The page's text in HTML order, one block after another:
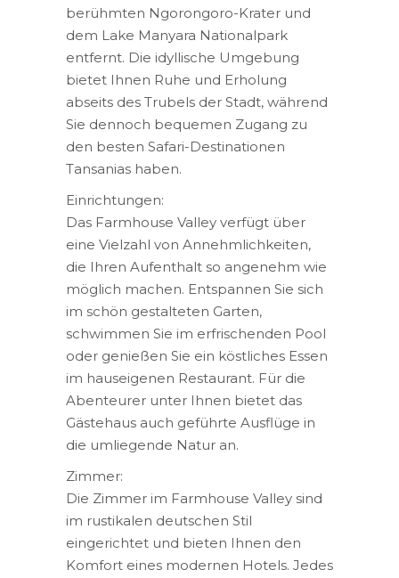
berühmten Ngorongoro-Krater und
dem Lake Manyara Nationalpark
entfernt. Die idyllische Umgebung
bietet Ihnen Ruhe und Erholung
abseits des Trubels der Stadt, während
Sie dennoch bequemen Zugang zu
den besten Safari-Destinationen
Tansanias haben.
Einrichtungen:
Das Farmhouse Valley verfügt über
eine Vielzahl von Annehmlichkeiten,
die Ihren Aufenthalt so angenehm wie
möglich machen. Entspannen Sie sich
im schön gestalteten Garten,
schwimmen Sie im erfrischenden Pool
oder genießen Sie ein köstliches Essen
im hauseigenen Restaurant. Für die
Abenteurer unter Ihnen bietet das
Gästehaus auch geführte Ausflüge in
die umliegende Natur an.
Zimmer:
Die Zimmer im Farmhouse Valley sind
im rustikalen deutschen Stil
eingerichtet und bieten Ihnen den
Komfort eines modernen Hotels. Jedes